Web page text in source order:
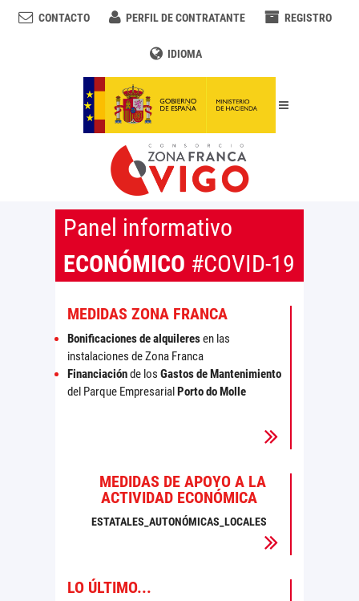
CONTACTO PERFIL DE CONTRATANTE REGISTRO
IDIOMA
Panel informativo
ECONÓMICO #COVID-19
MEDIDAS ZONA FRANCA
Bonificaciones de alquileresen las
instalaciones de Zona Franca
Financiaciónde los Gastos de Mantenimiento
del Parque EmpresarialPorto do Molle
MEDIDAS DE APOYO A LA
ACTIVIDAD ECONÓMICA
ESTATALES_AUTONÓMICAS_LOCALES
LO ÚLTIMO...